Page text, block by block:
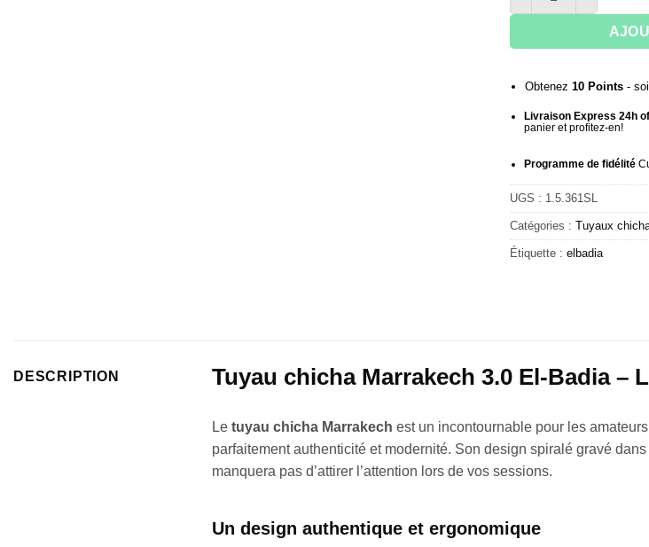
Obtenez 10Points-
Livraison Express 24h
panier et profitez-en!
Programme de fidélité
UGS : 1.5.361SL
Catégories : Tuyaux
Étiquette : elbadia
DESCRIPTION Tuyau chicha Marrakech 3.0 El-Badia
Le tuyau chicha Marrakech est un incontournable pour les
parfaitement authenticité et modernité. Son design spiralé gravé
manquera pas d’attirer l’attention lors de vos sessions.
Un design authentique et ergonomique